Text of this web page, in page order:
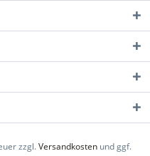
zzgl.Versandkosten und ggf.